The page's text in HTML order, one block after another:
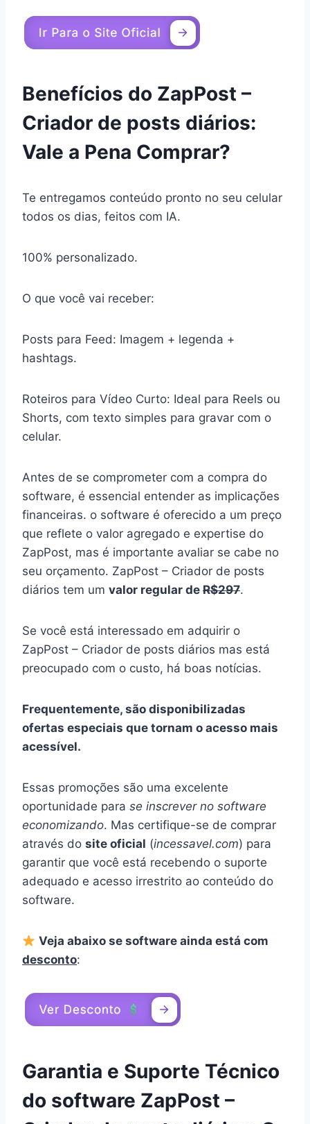
Benefícios do ZapPost –
Criador de posts diários:
Vale a Pena Comprar?
Te entregamos conteúdo pronto no seu celular
todos os dias, feitos com IA.
100% personalizado.
O que você vai receber:
Posts para Feed: Imagem + legenda +
hashtags.
Roteiros para Vídeo Curto: Ideal para Reels ou
Shorts, com texto simples para gravar com o
celular.
Antes de se comprometer com a compra do
software, é essencial entender as implicações
financeiras. o software é oferecido a um preço
que reflete o valor agregado e expertise do
ZapPost, mas é importante avaliar se cabe no
seu orçamento. ZapPost – Criador de posts
diários tem um valor regular de R$297.
Se você está interessado em adquirir o
ZapPost – Criador de posts diários mas está
preocupado com o custo, há boas notícias.
Frequentemente, são disponibilizadas
ofertas especiais que tornam o acesso mais
acessível.
Essas promoções são uma excelente
oportunidade para se inscrever no software
economizando. Mas certifique-se de comprar
através do site oficial (incessavel.com) para
garantir que você está recebendo o suporte
adequado e acesso irrestrito ao conteúdo do
software.
Veja abaixo se software ainda está com
desconto:
Garantia e Suporte Técnico
do software ZapPost –